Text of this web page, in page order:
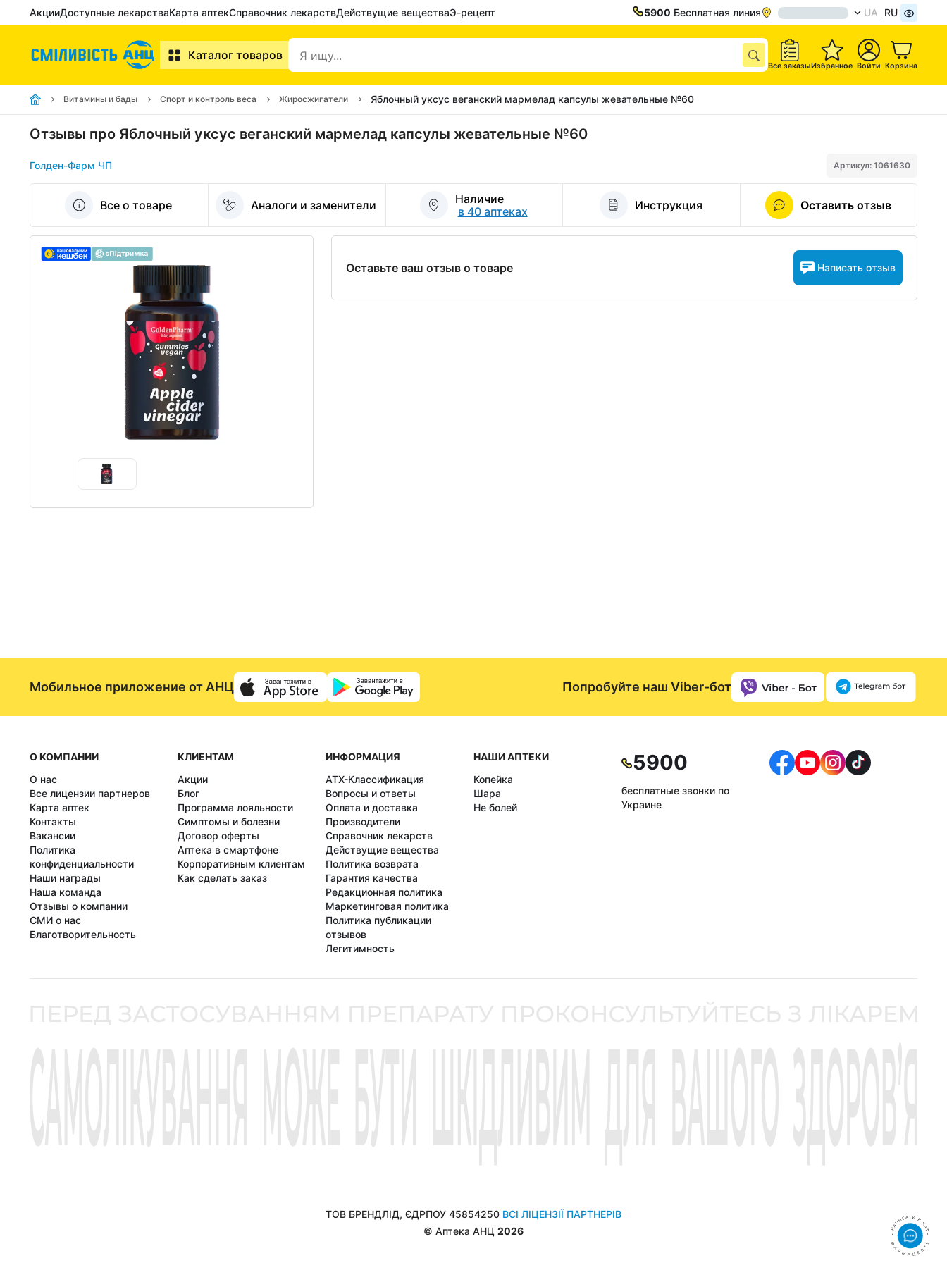
АкцииДоступные лекарстваКарта аптекСправочник лекарствДействущие веществаЭ-рецепт 5900 Бесплатная линия UA RU
Каталог товаров
Все заказыИзбранное Войти Корзина
Витамины и бады Спорт и контроль веса Жиросжигатели Яблочный уксус веганский мармелад капсулы жевательные №60
Отзывы про Яблочный уксус веганский мармелад капсулы жевательные №60
Голден-Фарм ЧП Артикул: 1061630
Все о товаре Аналоги и заменители
Наличие
в 40 аптеках
Инструкция Оставить отзыв
Оставьте ваш отзыв о товаре Написать отзыв
Мобильное приложение от АНЦ Попробуйте наш Viber-бот
О КОМПАНИИ
О нас
Все лицензии партнеров
Карта аптек
Контакты
Вакансии
Политика
конфиденциальности
Наши награды
Наша команда
Отзывы о компании
СМИ о нас
Благотворительность
КЛИЕНТАМ
Акции
Блог
Программа лояльности
Симптомы и болезни
Договор оферты
Аптека в смартфоне
Корпоративным клиентам
Как сделать заказ
ИНФОРМАЦИЯ
АТХ-Классификация
Вопросы и ответы
Оплата и доставка
Производители
Справочник лекарств
Действущие вещества
Политика возврата
Гарантия качества
Редакционная политика
Маркетинговая политика
Политика публикации
отзывов
Легитимность
НАШИ АПТЕКИ
Копейка
Шара
Не болей
5900
бесплатные звонки по
Украине
ТОВ БРЕНДЛІД, ЄДРПОУ 45854250 ВСІ ЛІЦЕНЗІЇ ПАРТНЕРІВ
© Аптека АНЦ 2026